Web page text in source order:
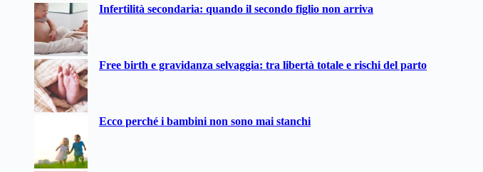
Infertilità secondaria: quando il secondo figlio non arriva
Free birth e gravidanza selvaggia: tra libertà totale e rischi del parto
Ecco perché i bambini non sono mai stanchi